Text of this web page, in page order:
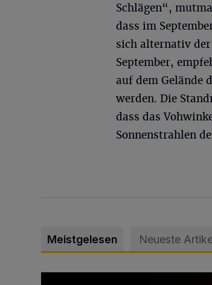
Schlägen“,
dass im
sich alternativ
September,
auf dem Gelände
werden. Die
dass das
Sonnenstrahlen
Meistgelesen Neueste